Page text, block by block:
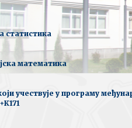
статистика
математика
учествује у програму